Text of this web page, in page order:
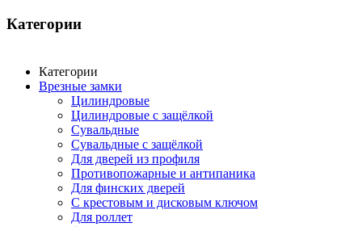
Категории
Категории
Врезные замки
Цилиндровые
Цилиндровые с защёлкой
Сувальдные
Сувальдные с защёлкой
Для дверей из профиля
Противопожарные и антипаника
Для финских дверей
С крестовым и дисковым ключом
Для роллет